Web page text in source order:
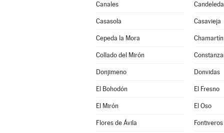
Canales Candeleda
Casasola Casavieja
Cepeda la Mora Chamartín
Collado del Mirón
Donjimeno Donvidas
El Bohodón El Fresno
El Mirón El Oso
Flores de Ávila Fontiveros